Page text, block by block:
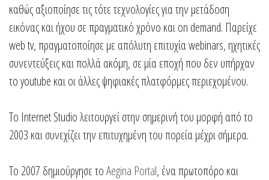
καθώς αξιοποίησε τις τότε τεχνολογίες για την μετάδοση
εικόνας και ήχου σε πραγματικό χρόνο και on demand. Παρείχε
web tv, πραγματοποίησε με απόλυτη επιτυχία webinars, ηχητικές
συνεντεύξεις και πολλά ακόμη, σε μία εποχή που δεν υπήρχαν
το youtube και οι άλλες ψηφιακές πλατφόρμες περιεχομένου.
Το Internet Studio λειτουργεί στην σημερινή του μορφή από το
2003 και συνεχίζει την επιτυχημένη του πορεία μέχρι σήμερα.
Το 2007 δημιούργησε τοAegina Portal, ένα πρωτοπόρο και